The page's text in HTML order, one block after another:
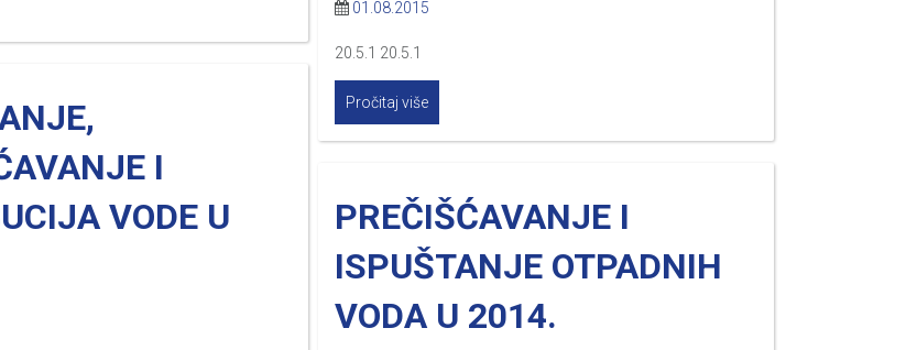
01.08.2015
20.5.1 20.5.1
Pročitaj više
I
VODE U
PREČIŠĆAVANJE I
ISPUŠTANJE OTPADNIH
VODA U 2014.